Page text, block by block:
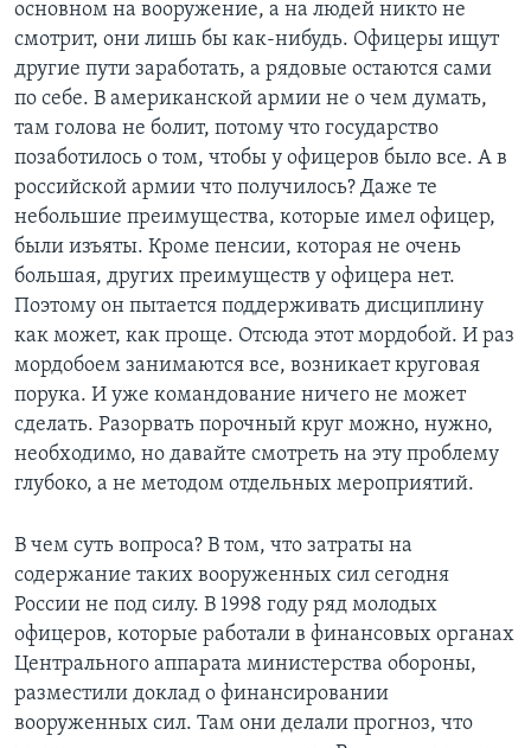
основном на вооружение, а на людей никто не
смотрит, они лишь бы как-нибудь. Офицеры ищут
другие пути заработать, а рядовые остаются сами
по себе. В американской армии не о чем думать,
там голова не болит, потому что государство
позаботилось о том, чтобы у офицеров было все. А в
российской армии что получилось? Даже те
небольшие преимущества, которые имел офицер,
были изъяты. Кроме пенсии, которая не очень
большая, других преимуществ у офицера нет.
Поэтому он пытается поддерживать дисциплину
как может, как проще. Отсюда этот мордобой. И раз
мордобоем занимаются все, возникает круговая
порука. И уже командование ничего не может
сделать. Разорвать порочный круг можно, нужно,
необходимо, но давайте смотреть на эту проблему
глубоко, а не методом отдельных мероприятий.
В чем суть вопроса? В том, что затраты на
содержание таких вооруженных сил сегодня
России не под силу. В 1998 году ряд молодых
офицеров, которые работали в финансовых органах
Центрального аппарата министерства обороны,
разместили доклад о финансировании
вооруженных сил. Там они делали прогноз, что